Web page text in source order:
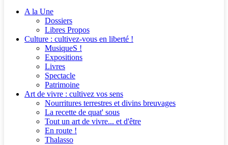
A la Une
Dossiers
Libres Propos
Culture : cultivez-vous en liberté !
MusiqueS !
Expositions
Livres
Spectacle
Patrimoine
Art de vivre : cultivez vos sens
Nourritures terrestres et divins breuvages
La recette de quat' sous
Tout un art de vivre... et d'être
En route !
Thalasso